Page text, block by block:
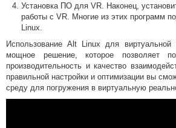
Установка ПО для VR. Наконец,
работы с VR. Многие из этих программ
Linux.
Использование Alt Linux для виртуальной
мощное решение, которое позволяет
производительность и качество
правильной настройки и оптимизации вы
среду для погружения в виртуальную